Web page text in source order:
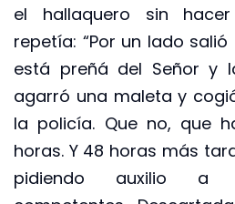
el hallaquero sin
repetía: “Por un lado
está preñá del Señor y
agarró una maleta y
la policía. Que no, que
horas. Y 48 horas más
pidiendo auxilio a